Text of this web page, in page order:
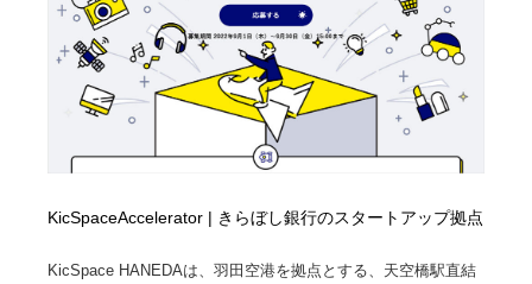
KicSpaceAccelerator | きらぼし銀行のスタートアップ拠点
KicSpace HANEDAは、羽田空港を拠点とする、天空橋駅直結